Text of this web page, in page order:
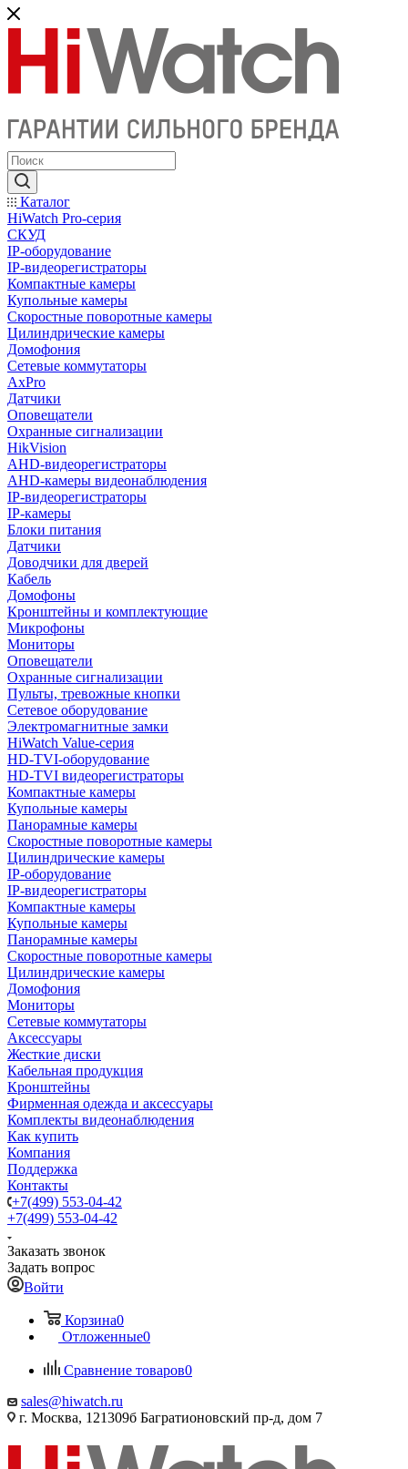
Каталог
HiWatch Pro-серия
CКУД
IP-оборудование
IP-видеорегистраторы
Компактные камеры
Купольные камеры
Скоростные поворотные камеры
Цилиндрические камеры
Домофония
Сетевые коммутаторы
AxPro
Датчики
Оповещатели
Охранные сигнализации
HikVision
AHD-видеорегистраторы
AHD-камеры видеонаблюдения
IP-видеорегистраторы
IP-камеры
Блоки питания
Датчики
Доводчики для дверей
Кабель
Домофоны
Кронштейны и комплектующие
Микрофоны
Мониторы
Оповещатели
Охранные сигнализации
Пульты, тревожные кнопки
Сетевое оборудование
Электромагнитные замки
HiWatch Value-серия
HD-TVI-оборудование
HD-TVI видеорегистраторы
Компактные камеры
Купольные камеры
Панорамные камеры
Скоростные поворотные камеры
Цилиндрические камеры
IP-оборудование
IP-видеорегистраторы
Компактные камеры
Купольные камеры
Панорамные камеры
Скоростные поворотные камеры
Цилиндрические камеры
Домофония
Мониторы
Сетевые коммутаторы
Аксессуары
Жесткие диски
Кабельная продукция
Кронштейны
Фирменная одежда и аксессуары
Комплекты видеонаблюдения
Как купить
Компания
Поддержка
Контакты
+7(499) 553-04-42
+7(499) 553-04-42
Заказать звонок
Задать вопрос
Войти
Корзина0
Отложенные0
Сравнение товаров0
sales@hiwatch.ru
г. Москва, 121309б Багратионовский пр-д, дом 7